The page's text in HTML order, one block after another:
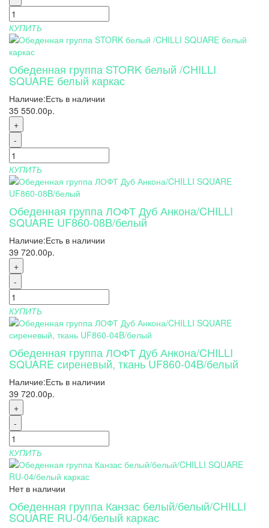
КУПИТЬ
Обеденная группа STORK белый /CHILLI
SQUARE белый каркас
Наличие:Есть в наличии
35 550.00р.
+
-
КУПИТЬ
Обеденная группа ЛОФТ Дуб Анкона/CHILLI
SQUARE UF860-08B/белый
Наличие:Есть в наличии
39 720.00р.
+
-
КУПИТЬ
Обеденная группа ЛОФТ Дуб Анкона/CHILLI
SQUARE сиреневый, ткань UF860-04B/белый
Наличие:Есть в наличии
39 720.00р.
+
-
КУПИТЬ
Нет в наличии
Обеденная группа Канзас белый/белый/CHILLI
SQUARE RU-04/белый каркас